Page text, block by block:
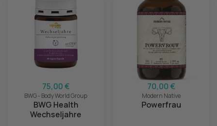
75,00 €
BWG - Body World Group
BWG Health
Wechseljahre
70,00 €
Modern Native
Powerfrau